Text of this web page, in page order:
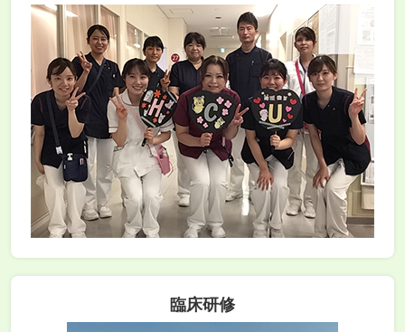
臨床研修